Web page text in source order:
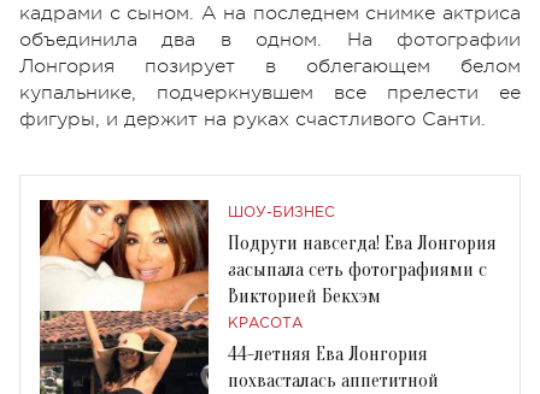
кадрами с сыном. А на последнем снимке актриса
объединила два в одном. На фотографии
Лонгория позирует в облегающем белом
купальнике, подчеркнувшем все прелести ее
фигуры, и держит на руках счастливого Санти.
ШОУ-БИЗНЕС
Подруги навсегда! Ева Лонгория
засыпала сеть фотографиями с
Викторией Бекхэм
КРАСОТА
44-летняя Ева Лонгория
похвасталась аппетитной